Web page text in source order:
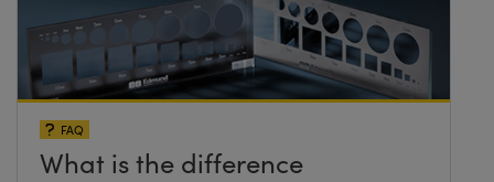
FAQ
What is the difference